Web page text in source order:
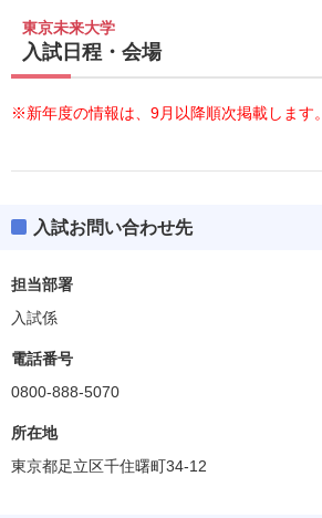
東京未来大学
入試日程・会場
※新年度の情報は、9月以降順次掲載します。
入試お問い合わせ先
担当部署
入試係
電話番号
0800-888-5070
所在地
東京都足立区千住曙町34-12